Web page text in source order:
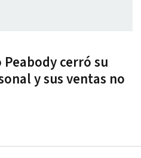
cerró su
y sus ventas no